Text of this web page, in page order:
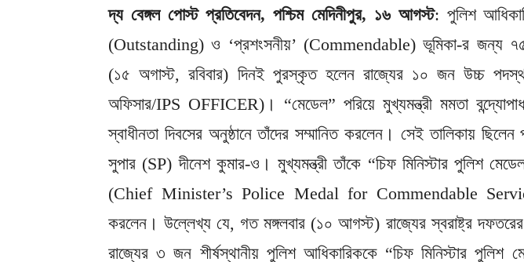
দ্য বেঙ্গল পোস্ট প্রতিবেদন, পশ্চিম মেদিনীপুর, ১৬ আগস্ট: পুলিশ
(Outstanding) ও ‘প্রশংসনীয়’ (Commendable) ভূমিকা-র জন্য ৭৫
(১৫ অগাস্ট, রবিবার) দিনই পুরস্কৃত হলেন রাজ্যের ১০ জন উচ্চ
অফিসার/IPS OFFICER)। “মেডেল” পরিয়ে মুখ্যমন্ত্রী মমতা
স্বাধীনতা দিবসের অনুষ্ঠানে তাঁদের সম্মানিত করলেন। সেই তালিকায় ছিলেন
সুপার (SP) দীনেশ কুমার-ও। মুখ্যমন্ত্রী তাঁকে “চিফ মিনিস্টার পুলিশ
(Chief Minister’s Police Medal for Commendable
করলেন। উল্লেখ্য যে, গত মঙ্গলবার (১০ আগস্ট) রাজ্যের স্বরাষ্ট্র দফতরের
রাজ্যের ৩ জন শীর্ষস্থানীয় পুলিশ আধিকারিককে “চিফ মিনিস্টার পুলিশ